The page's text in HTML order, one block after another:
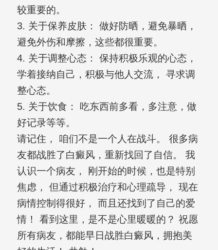
较重要的。
3. 关于保养皮肤： 做好防晒，避免暴晒，
避免外伤和摩擦，这些都很重要。
4. 关于调整心态： 保持积极乐观的心态，
学着接纳自己，积极与他人交流， 寻求调
整心态。
5. 关于饮食： 吃东西前多看，多注意，做
好记录等等。
请记住， 咱们不是一个人在战斗。 很多病
友都战胜了白癜风，重新找回了自信。 我
认识一个病友， 刚开始的时候，也是特别
焦虑， 但通过积极治疗和心理疏导， 现在
病情控制得很好， 而且还找到了自己的爱
情！ 看到这里，是不是心里暖暖的？ 祝愿
所有病友，都能早日战胜白癜风，拥抱美